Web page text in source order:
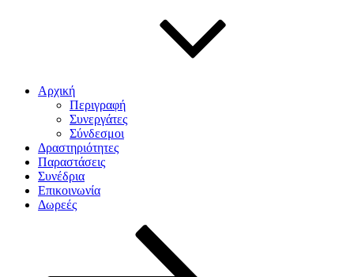
Αρχική
Περιγραφή
Συνεργάτες
Σύνδεσμοι
Δραστηριότητες
Παραστάσεις
Συνέδρια
Επικοινωνία
Δωρεές